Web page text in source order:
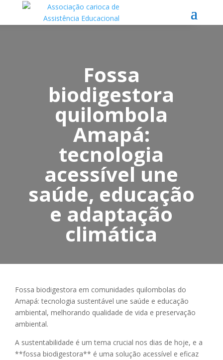
Fossa
biodigestora
quilombola
Amapá:
tecnologia
acessível une
saúde, educação
e adaptação
climática
Fossa biodigestora em comunidades quilombolas do
Amapá: tecnologia sustentável une saúde e educação
ambiental, melhorando qualidade de vida e preservação
ambiental.
A sustentabilidade é um tema crucial nos dias de hoje, e a
**fossa biodigestora** é uma solução acessível e eficaz